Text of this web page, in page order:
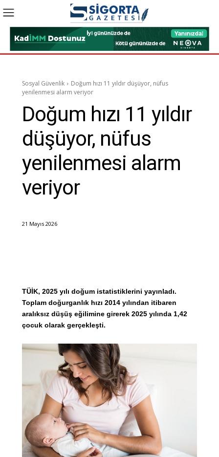
Sosyal Güvenlik
Doğum hızı 11 yıldır düşüyor, nüfus
yenilenmesi alarm veriyor
Doğum hızı 11 yıldır
düşüyor, nüfus
yenilenmesi alarm
veriyor
21 Mayıs 2026
TÜİK, 2025 yılı doğum istatistiklerini yayınladı.
Toplam doğurganlık hızı 2014 yılından itibaren
aralıksız düşüş eğilimine girerek 2025 yılında 1,42
çocuk olarak gerçekleşti.